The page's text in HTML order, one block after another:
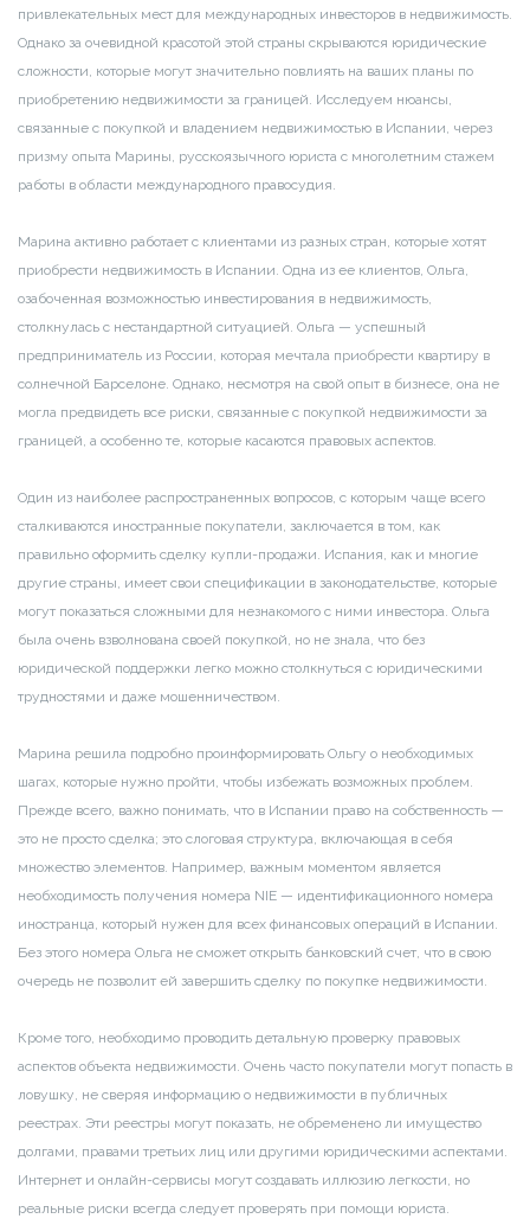
привлекательных мест для международных инвесторов в недвижимость.
Однако за очевидной красотой этой страны скрываются юридические
сложности, которые могут значительно повлиять на ваших планы по
приобретению недвижимости за границей. Исследуем нюансы,
связанные с покупкой и владением недвижимостью в Испании, через
призму опыта Марины, русскоязычного юриста с многолетним стажем
работы в области международного правосудия.
Марина активно работает с клиентами из разных стран, которые хотят
приобрести недвижимость в Испании. Одна из ее клиентов, Ольга,
озабоченная возможностью инвестирования в недвижимость,
столкнулась с нестандартной ситуацией. Ольга — успешный
предприниматель из России, которая мечтала приобрести квартиру в
солнечной Барселоне. Однако, несмотря на свой опыт в бизнесе, она не
могла предвидеть все риски, связанные с покупкой недвижимости за
границей, а особенно те, которые касаются правовых аспектов.
Один из наиболее распространенных вопросов, с которым чаще всего
сталкиваются иностранные покупатели, заключается в том, как
правильно оформить сделку купли-продажи. Испания, как и многие
другие страны, имеет свои спецификации в законодательстве, которые
могут показаться сложными для незнакомого с ними инвестора. Ольга
была очень взволнована своей покупкой, но не знала, что без
юридической поддержки легко можно столкнуться с юридическими
трудностями и даже мошенничеством.
Марина решила подробно проинформировать Ольгу о необходимых
шагах, которые нужно пройти, чтобы избежать возможных проблем.
Прежде всего, важно понимать, что в Испании право на собственность —
это не просто сделка; это слоговая структура, включающая в себя
множество элементов. Например, важным моментом является
необходимость получения номера NIE — идентификационного номера
иностранца, который нужен для всех финансовых операций в Испании.
Без этого номера Ольга не сможет открыть банковский счет, что в свою
очередь не позволит ей завершить сделку по покупке недвижимости.
Кроме того, необходимо проводить детальную проверку правовых
аспектов объекта недвижимости. Очень часто покупатели могут попасть в
ловушку, не сверяя информацию о недвижимости в публичных
реестрах. Эти реестры могут показать, не обременено ли имущество
долгами, правами третьих лиц или другими юридическими аспектами.
Интернет и онлайн-сервисы могут создавать иллюзию легкости, но
реальные риски всегда следует проверять при помощи юриста.